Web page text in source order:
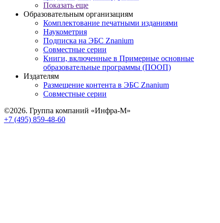
Показать еще
Образовательным организациям
Комплектование печатными изданиями
Наукометрия
Подписка на ЭБС Znanium
Совместные серии
Книги, включенные в Примерные основные
образовательные программы (ПООП)
Издателям
Размещение контента в ЭБС Znanium
Совместные серии
©2026. Группа компаний «Инфра-М»
+7 (495) 859-48-60